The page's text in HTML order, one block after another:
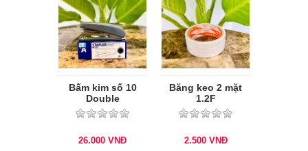
Bấm kim số 10
Double
26.000 VNĐ
Băng keo 2 mặt
1.2F
2.500 VNĐ